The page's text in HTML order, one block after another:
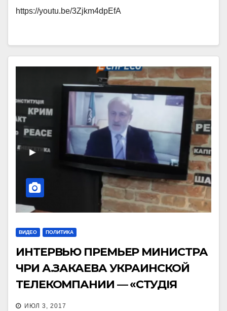
https://youtu.be/3Zjkm4dpEfA
ВИДЕО ПОЛИТИКА
ИНТЕРВЬЮ ПРЕМЬЕР МИНИСТРА
ЧРИ А.ЗАКАЕВА УКРАИНСКОЙ
ТЕЛЕКОМПАНИИ — «СТУДІЯ
ЗАХІД»
ИЮЛ 3, 2017